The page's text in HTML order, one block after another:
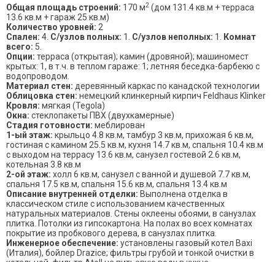
Общая площадь строений: 170 м2 (дом 131.4 кв.м + терраса
13.6 кв.м + гараж 25 кв.м)
Количество уровней: 2
Спален: 4. С/узлов полных: 1. С/узлов неполных: 1.
Комнат
всего: 5.
Опции: терраса (открытая); камин (дровяной); машиномест
крытых: 1, в т.ч. в теплом гараже: 1; летняя беседка-барбекю с
водопроводом.
Материал стен: деревянный каркас по канадской технологии
Облицовка стен: немецкий клинкерный кирпич Feldhaus Klinker
Кровля: мягкая (Tegola)
Окна: стеклопакеты ПВХ (двухкамерные)
Стадия готовности: меблирован
1-ый этаж: крыльцо 4.8 кв.м, тамбур 3 кв.м, прихожая 6 кв.м,
гостиная с камином 25.5 кв.м, кухня 14.7 кв.м, спальня 10.4 кв.м
с выходом на террасу 13.6 кв.м, санузел гостевой 2.6 кв.м,
котельная 3.8 кв.м
2-ой этаж: холл 6 кв.м, санузел с ванной и душевой 7.7 кв.м,
спальня 17.5 кв.м, спальня 15.6 кв.м, спальня 13.4 кв.м
Описание внутренней отделки: Выполнена отделка в
классическом стиле с использованием качественных
натуральных материалов. Стены оклеены обоями, в санузлах
плитка. Потолки из гипсокартона. На полах во всех комнатах
покрытие из пробкового дерева, в санузлах плитка.
Инженерное обеспечение: установлены газовый котел Baxi
(Италия), бойлер Drazice; фильтры грубой и тонкой очистки в